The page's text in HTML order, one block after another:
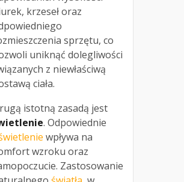
krzeseł oraz
sprzętu, co
uniknąć dolegliwości
z niewłaściwą
ciała.
istotną zasadą jest
. Odpowiednie
wpływa na
wzroku oraz
Zastosowanie